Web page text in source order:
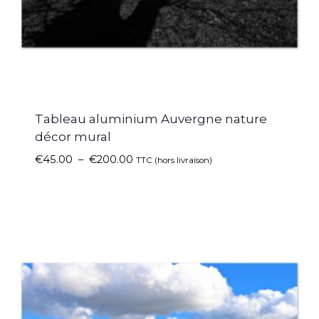
Tableau aluminium Auvergne nature
décor mural
€45.00 – €200.00 TTC (hors livraison)